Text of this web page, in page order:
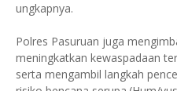
ungkapnya.
Polres Pasuruan juga
meningkatkan kewaspadaan
serta mengambil langkah